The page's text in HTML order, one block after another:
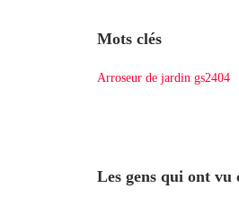
Mots clés
Arroseur de jardin gs2404
Les gens qui ont vu